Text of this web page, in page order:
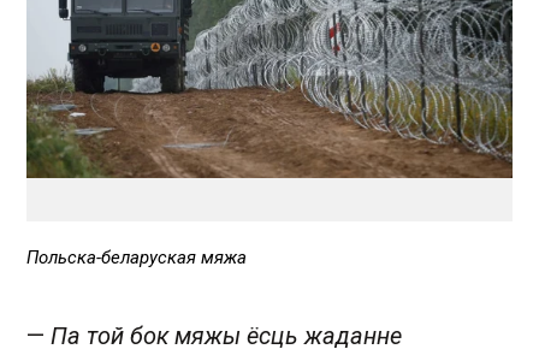
Польска-беларуская мяжа
— Па той бок мяжы ёсць жаданне